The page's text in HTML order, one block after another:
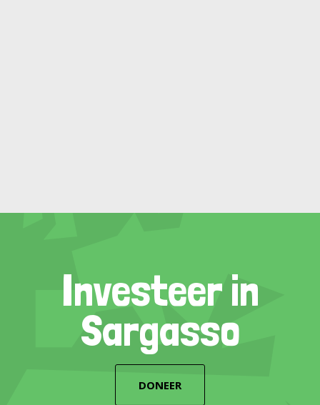
Investeer in
Sargasso
DONEER